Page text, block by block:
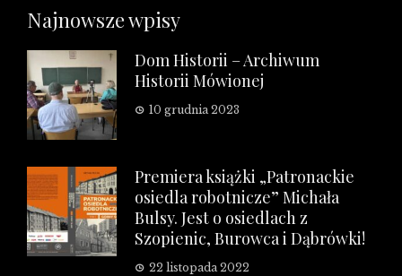
Najnowsze wpisy
Dom Historii – Archiwum
Historii Mówionej
10 grudnia 2023
Premiera książki „Patronackie
osiedla robotnicze” Michała
Bulsy. Jest o osiedlach z
Szopienic, Burowca i Dąbrówki!
22 listopada 2022